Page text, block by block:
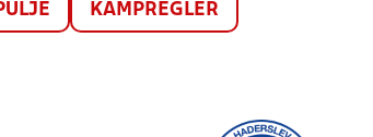
KAMPREGLER